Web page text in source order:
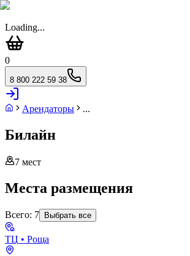
Loading...
0
8 800 222 59 38
Арендаторы ...
Билайн
7 мест
Места размещения
Всего: 7 Выбрать все
ТЦ • Роща